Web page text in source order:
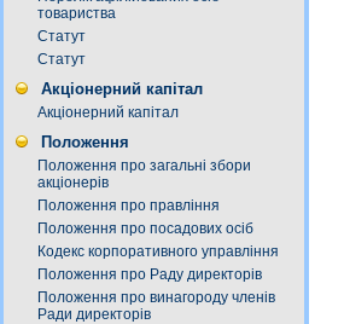
товариства
Статут
Статут
Акціонерний капітал
Акціонерний капітал
Положення
Положення про загальні збори
акціонерів
Положення про правління
Положення про посадових осіб
Кодекс корпоративного управління
Положення про Раду директорів
Положення про винагороду членів
Ради директорів